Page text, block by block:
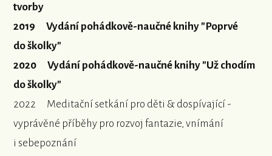
tvorby
2019 Vydání pohádkově-naučné knihy "Poprvé
do školky"
2020 Vydání pohádkově-naučné knihy "Už chodím
do školky"
2022 Meditační setkání pro děti & dospívající -
vyprávěné příběhy pro rozvoj fantazie, vnímání
i sebepoznání